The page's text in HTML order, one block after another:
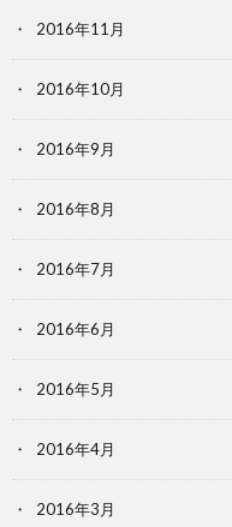
2016年11月
2016年10月
2016年9月
2016年8月
2016年7月
2016年6月
2016年5月
2016年4月
2016年3月